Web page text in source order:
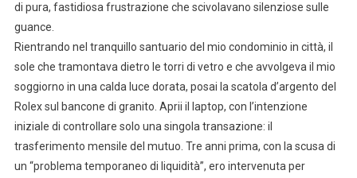
di pura, fastidiosa frustrazione che scivolavano silenziose sulle
guance.
Rientrando nel tranquillo santuario del mio condominio in città, il
sole che tramontava dietro le torri di vetro e che avvolgeva il mio
soggiorno in una calda luce dorata, posai la scatola d’argento del
Rolex sul bancone di granito. Aprii il laptop, con l’intenzione
iniziale di controllare solo una singola transazione: il
trasferimento mensile del mutuo. Tre anni prima, con la scusa di
un “problema temporaneo di liquidità”, ero intervenuta per